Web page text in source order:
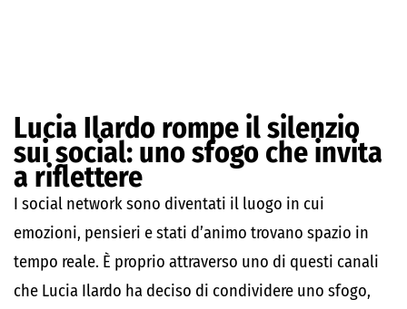
Lucia Ilardo rompe il silenzio
sui social: uno sfogo che invita
a riflettere
I social network sono diventati il luogo in cui
emozioni, pensieri e stati d’animo trovano spazio in
tempo reale. È proprio attraverso uno di questi canali
che Lucia Ilardo ha deciso di condividere uno sfogo,